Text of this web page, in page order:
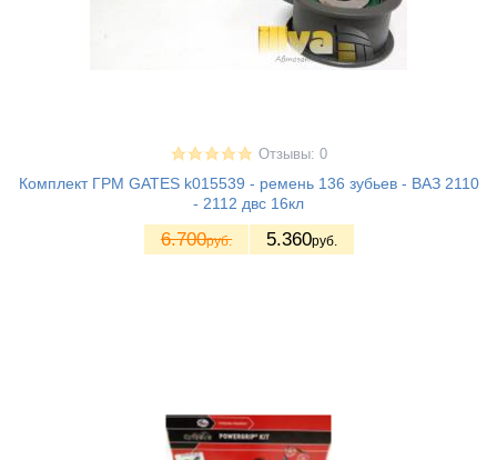
Отзывы: 0
Комплект ГРМ GATES k015539 - ремень 136 зубьев - ВАЗ 2110
- 2112 двс 16кл
6.700руб. 5.360руб.